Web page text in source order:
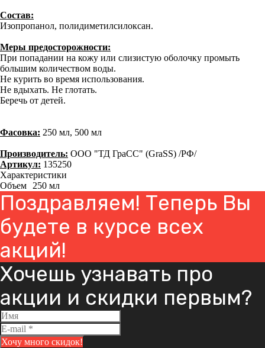
Состав:
Изопропанол, полидиметилсилоксан.
Меры предосторожности:
При попадании на кожу или слизистую оболочку промыть
большим количеством воды.
Не курить во время использования.
Не вдыхать. Не глотать.
Беречь от детей.
Фасовка: 250 мл, 500 мл
Производитель: ООО "ТД ГраСС" (GraSS) /РФ/
Артикул: 135250
Характеристики
Объем
250 мл
Поздравляем! Теперь Вы
будете в курсе всех
акций!
Хочешь узнавать про
акции и скидки первым?